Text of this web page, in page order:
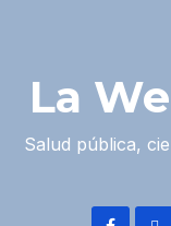
La
Salud pública,